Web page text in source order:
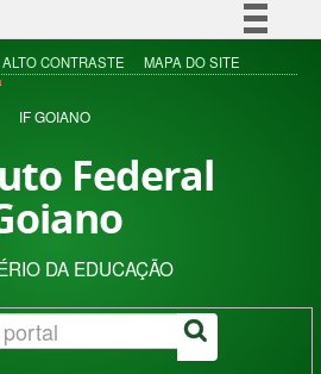
Simplifique!
Acesso à informação
ALTO CONTRASTE MAPA DO SITE
IF GOIANO
Federal
DA EDUCAÇÃO